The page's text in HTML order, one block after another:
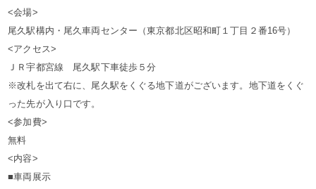
<会場>
尾久駅構内・尾久車両センター（東京都北区昭和町１丁目２番16号）
<アクセス>
ＪＲ宇都宮線 尾久駅下車徒歩５分
※改札を出て右に、尾久駅をくぐる地下道がございます。地下道をくぐ
った先が入り口です。
<参加費>
無料
<内容>
■車両展示